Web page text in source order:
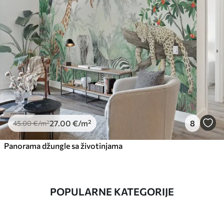
45.00€/m²27 .00 €/m² 8
Panorama džungle sa životinjama
POPULARNE KATEGORIJE